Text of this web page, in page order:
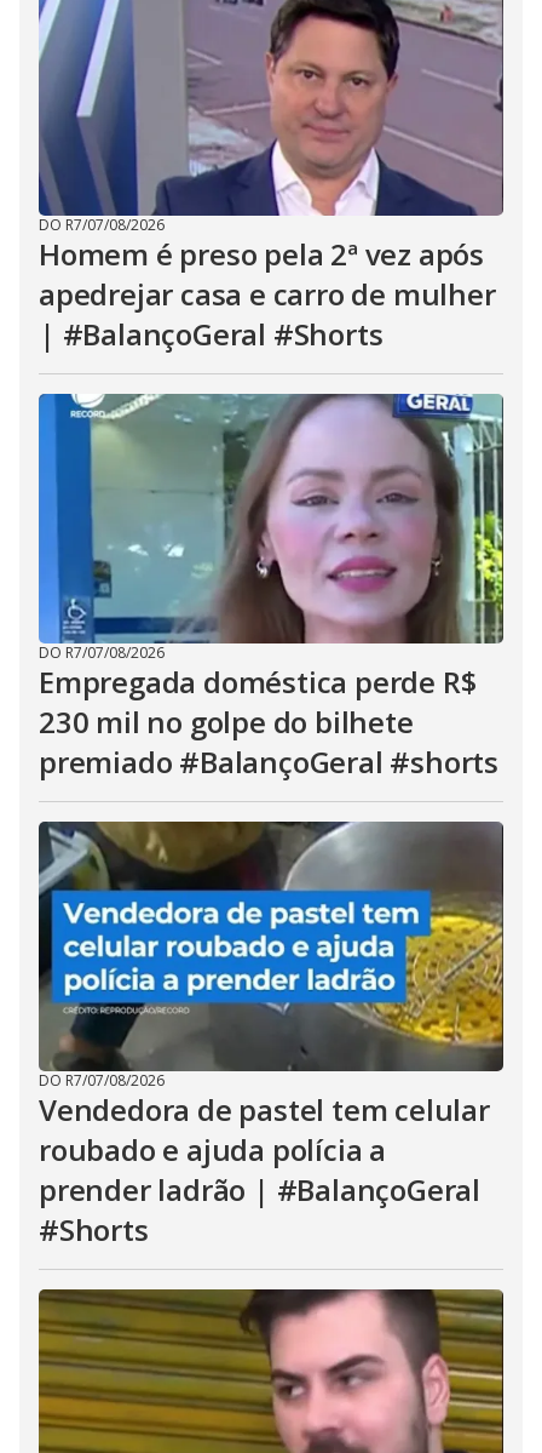
DO R7/07/08/2026
Homem é preso pela 2ª vez após
apedrejar casa e carro de mulher
| #BalançoGeral #Shorts
DO R7/07/08/2026
Empregada doméstica perde R$
230 mil no golpe do bilhete
premiado #BalançoGeral #shorts
DO R7/07/08/2026
Vendedora de pastel tem celular
roubado e ajuda polícia a
prender ladrão | #BalançoGeral
#Shorts